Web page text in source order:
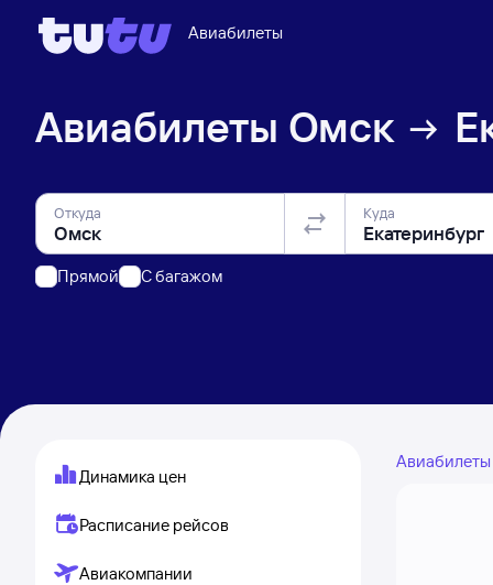
Авиабилеты
Авиабилеты Омск
Откуда
Прямой C багажом
Куда
Динамика цен
Расписание рейсов
Авиакомпании
Авиабилеты